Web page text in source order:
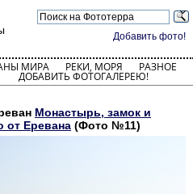
Добавить фото!
МИРА РЕКИ, МОРЯ РАЗНОЕ
ДОБАВИТЬ ФОТОГАЛЕРЕЮ!
Монастырь, замок и
от Еревана (Фото №11)